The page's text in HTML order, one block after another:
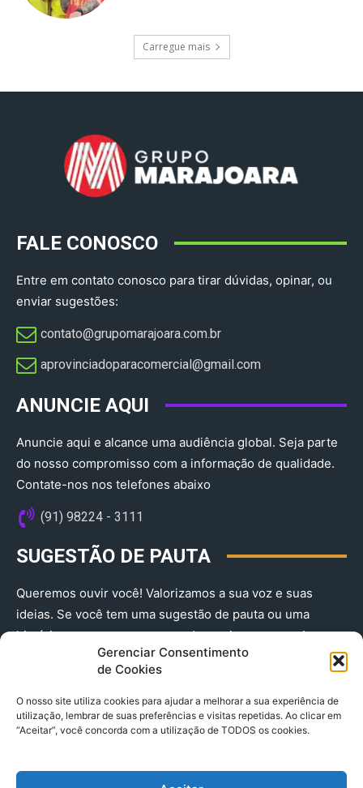
Gerenciar Consentimento
de Cookies
O nosso site utiliza cookies para ajudar a melhorar a sua experiência de
utilização, lembrar de suas preferências e visitas repetidas. Ao clicar em
“Aceitar”, você concorda com a utilização de TODOS os cookies.
Carregue mais
FALE CONOSCO
Entre em contato conosco para tirar dúvidas, opinar, ou
enviar sugestões:
contato@grupomarajoara.com.br
aprovinciadoparacomercial@gmail.com​
ANUNCIE AQUI
Anuncie aqui e alcance uma audiência global. Seja parte
do nosso compromisso com a informação de qualidade.
Contate-nos nos telefones abaixo
(91) 98224 - 3111
SUGESTÃO DE PAUTA
Queremos ouvir você! Valorizamos a sua voz e suas
ideias. Se você tem uma sugestão de pauta ou uma
história que merece ser contada, envie-nos agora!
(91) 98224 - 3111